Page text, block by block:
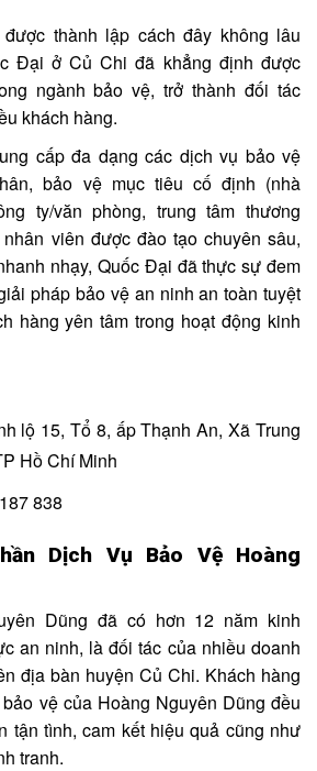
thành lập cách đây không lâu
Đại ở Củ Chi đã khẳng định được
ngành bảo vệ, trở thành đối tác
khách hàng.
cấp đa dạng các dịch vụ bảo vệ
bảo vệ mục tiêu cố định (nhà
ty/văn phòng, trung tâm thương
viên được đào tạo chuyên sâu,
nhạy, Quốc Đại đã thực sự đem
pháp bảo vệ an ninh an toàn tuyệt
hàng yên tâm trong hoạt động kinh
lộ 15, Tổ 8, ấp Thạnh An, Xã Trung
Hồ Chí Minh
838
Dịch Vụ Bảo Vệ Hoàng
Dũng đã có hơn 12 năm kinh
an ninh, là đối tác của nhiều doanh
địa bàn huyện Củ Chi. Khách hàng
vệ của Hoàng Nguyên Dũng đều
tận tình, cam kết hiệu quả cũng như
tranh.